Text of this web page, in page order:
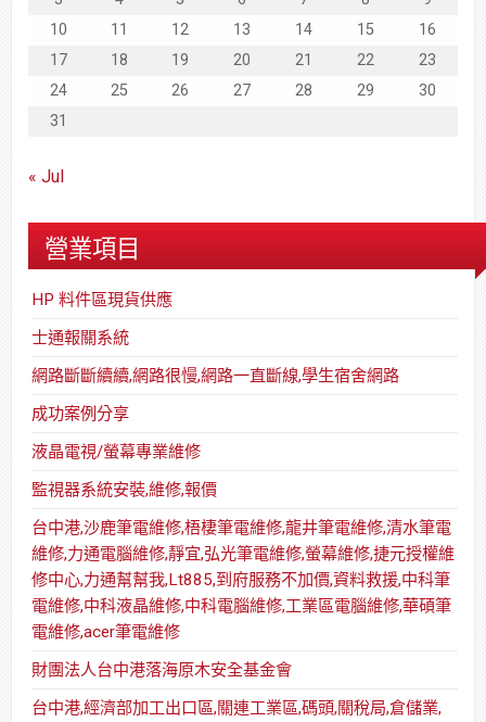
10
11 12 13 14 15
16
17
18 19 20 21 22
23
24
25 26 27 28 29
30
31
« Jul
營業項目
HP 料件區現貨供應
士通報關系統
網路斷斷續續,網路很慢,網路一直斷線,學生宿舍網路
成功案例分享
液晶電視/螢幕專業維修
監視器系統安裝,維修,報價
台中港,沙鹿筆電維修,梧棲筆電維修,龍井筆電維修,清水筆電
維修,力通電腦維修,靜宜,弘光筆電維修,螢幕維修,捷元授權維
修中心,力通幫幫我,Lt885,到府服務不加價,資料救援,中科筆
電維修,中科液晶維修,中科電腦維修,工業區電腦維修,華碩筆
電維修,acer筆電維修
財團法人台中港落海原木安全基金會
台中港,經濟部加工出口區,關連工業區,碼頭,關稅局,倉儲業,